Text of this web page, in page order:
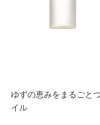
ゆずの恵みをまるごと
イル